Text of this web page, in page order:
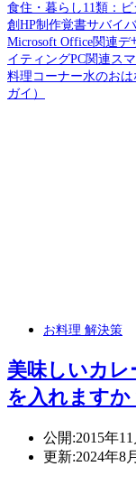
食住・暮らし 11類：
創 HP制作覚書サバイ
Microsoft Office関連デ
イティングPC関連ス
料理コーナー水のおは
ガイ）
お料理 解決策
美味しいカ
を入れますか
公開:2015年11
更新:2024年8